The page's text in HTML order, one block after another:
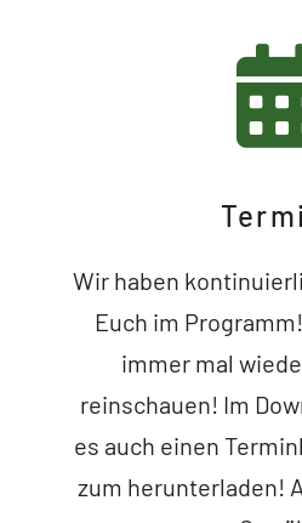
Wir haben
Euch im
immer mal
reinschauen! Im
es auch einen
zum herunterladen!